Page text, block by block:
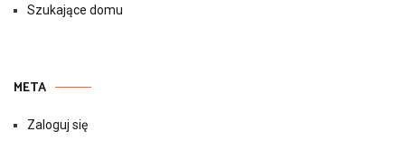
Szukające domu
META
Zaloguj się